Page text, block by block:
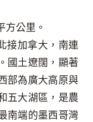
方公里。
接加拿大，南連
國土遼闊，顯著
部為廣大高原與
五大湖區，是農
南端的墨西哥灣